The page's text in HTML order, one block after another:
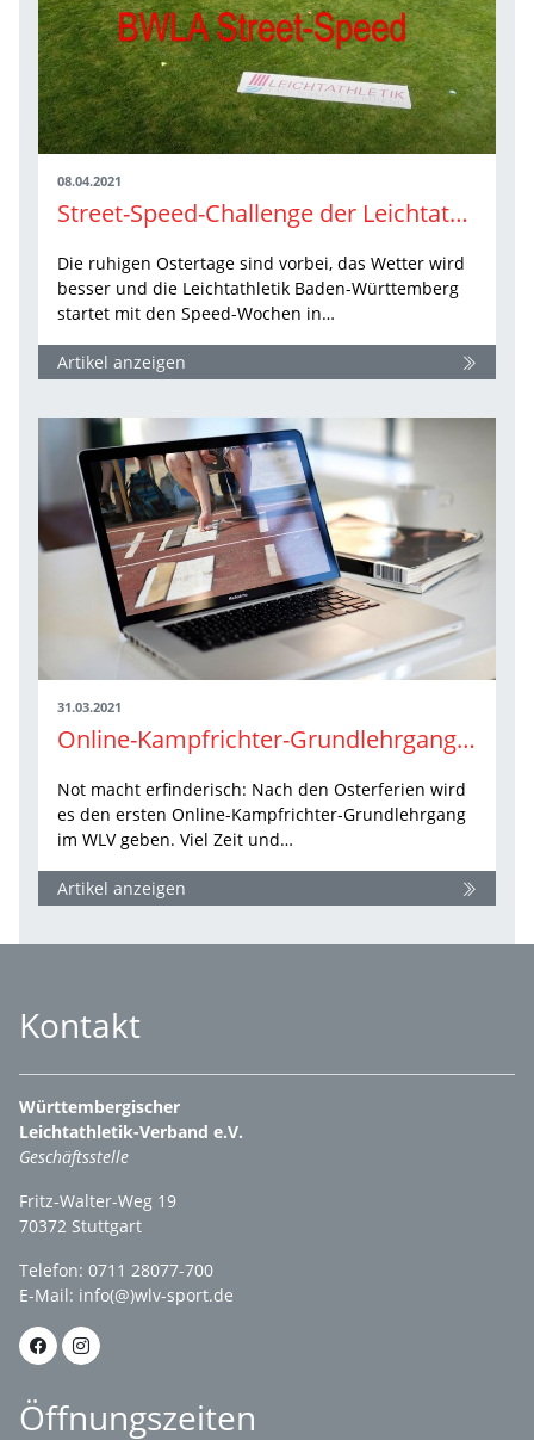
08.04.2021
Street-Speed-Challenge der Leichtathletik Baden-Württemberg startet durch
Die ruhigen Ostertage sind vorbei, das Wetter wird
besser und die Leichtathletik Baden-Württemberg
startet mit den Speed-Wochen in…
Artikel anzeigen
31.03.2021
Online-Kampfrichter-Grundlehrgang nach Ostern
Not macht erfinderisch: Nach den Osterferien wird
es den ersten Online-Kampfrichter-Grundlehrgang
im WLV geben. Viel Zeit und…
Artikel anzeigen
Kontakt
Württembergischer
Leichtathletik-Verband e.V.
Geschäftsstelle
Fritz-Walter-Weg 19
70372 Stuttgart
Telefon: 0711 28077-700
E-Mail: info(@)wlv-sport.de
Öffnungszeiten